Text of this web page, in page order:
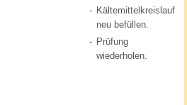
- Kältemittelkreislauf
neu befüllen.
- Prüfung
wiederholen.